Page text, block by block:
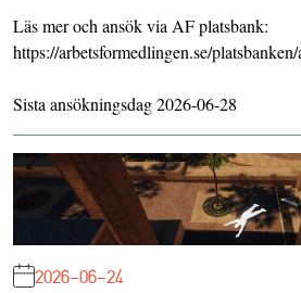
Läs mer och ansök via AF platsbank:
https://arbetsformedlingen.se/
Sista ansökningsdag 2026-06-28
2026-06-24